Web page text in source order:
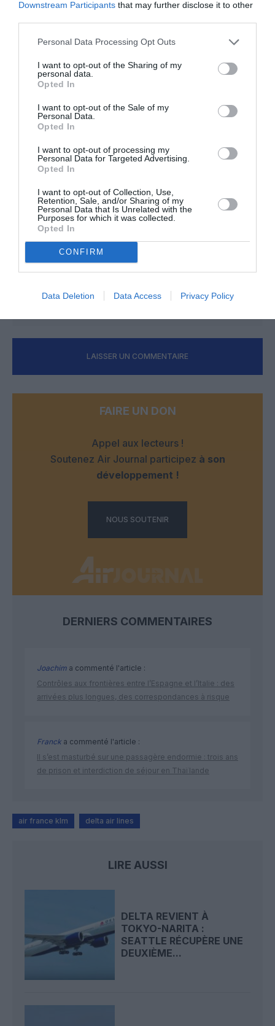
Downstream Participants that may further disclose it to other
Personal Data Processing Opt Outs
I want to opt-out of the Sharing of my
personal data.
Opted In
I want to opt-out of the Sale of my
Personal Data.
Opted In
I want to opt-out of processing my
Personal Data for Targeted Advertising.
Opted In
I want to opt-out of Collection, Use,
Retention, Sale, and/or Sharing of my
Personal Data that Is Unrelated with the
Purposes for which it was collected.
Opted In
CONFIRM
Data Deletion Data Access Privacy Policy
Toujours les pleureuses et l’auto-flagellation bien
vendus…un record…et cet enthousiasme sans relâche au
passage de la flamme olympique…il fallait voir l’ambiance de
RÉPONDRE
FL360a commenté :
17 juillet 2024 - 12 h
Les huluberlus voient l’enthousiasme autour du
passage de la flamme olympique (120 000 € le droit
de passage par ville, à la charge des administrés),
les autres la gabegie dont la France n’a évidemment
pas les moyens (3 300 milliards de dettes).
La devise des JO est aussi devenue : “Plus vite,
plus fort, plus cher !”
RÉPONDRE
LAISSER UN COMMENTAIRE
FAIRE UN DON
Appel aux lecteurs !
Soutenez Air Journal participez à son
développement !
NOUS SOUTENIR
DERNIERS COMMENTAIRES
Joachim a commenté l'article :
Contrôles aux frontières entre l’Espagne et l’Italie : des
arrivées plus longues, des correspondances à risque
Franck a commenté l'article :
Il s’est masturbé sur une passagère endormie : trois ans
de prison et interdiction de séjour en Thaïlande
air france klm delta air lines
LIRE AUSSI
DELTA REVIENT À
TOKYO-NARITA :
SEATTLE RÉCUPÈRE UNE
DEUXIÈME...